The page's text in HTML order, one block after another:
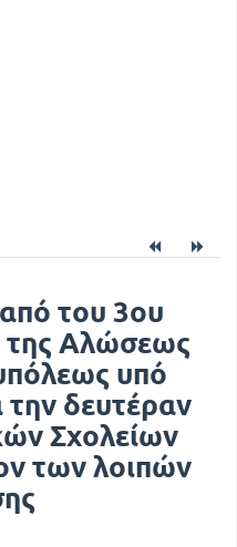
του 3ου
της Αλώσεως
υπό
δευτέραν
Σχολείων
των λοιπών